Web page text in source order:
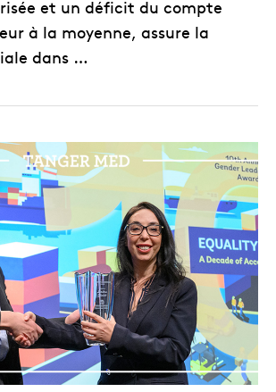
et un déficit du compte
à la moyenne, assure la
dans …